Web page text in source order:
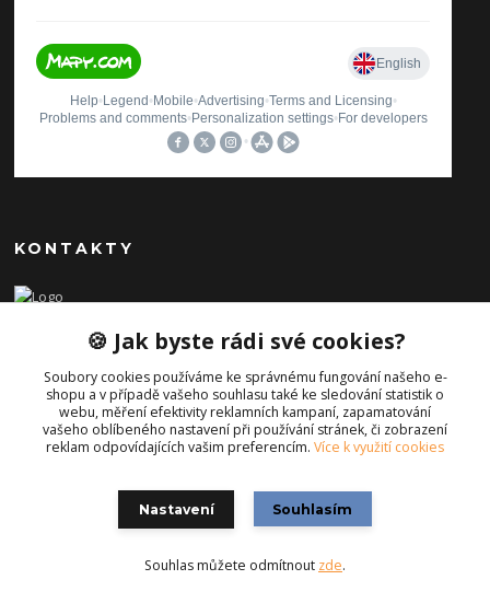
KONTAKTY
+420 606654169
(Po-Pá, 8-16 hod.)
info@iporiginal.cz
Vytvořeno na Eshop-rychle.cz
🍪 Jak byste rádi své cookies?
Soubory cookies používáme ke správnému fungování našeho e-
shopu a v případě vašeho souhlasu také ke sledování statistik o
webu, měření efektivity reklamních kampaní, zapamatování
vašeho oblíbeného nastavení při používání stránek, či zobrazení
reklam odpovídajících vašim preferencím. Více k využití cookies
Nastavení Souhlasím
Souhlas můžete odmítnout zde.